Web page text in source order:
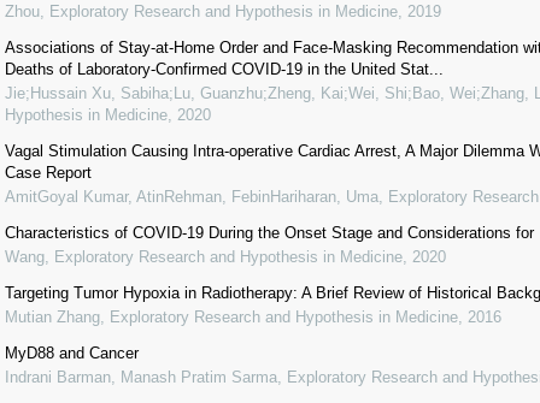
Zhou Exploratory Research and Hypothesis in Medicine 2019
Associations of Stay-at-Home Order and Face-Masking Recommendation
Deaths of Laboratory-Confirmed COVID-19 in the United Stat...
Jie;Hussain Xu, Sabiha;Lu, Guanzhu;Zheng, Kai;Wei, Shi;Bao, Wei;Zhang,
Hypothesis in Medicine 2020
Vagal Stimulation Causing Intra-operative Cardiac Arrest, A Major Dilemma
Case Report
AmitGoyal Kumar, AtinRehman, FebinHariharan, Uma
Exploratory
Characteristics of COVID-19 During the Onset Stage and Considerations for
Wang Exploratory Research and Hypothesis in Medicine 2020
Targeting Tumor Hypoxia in Radiotherapy: A Brief Review of Historical
Mutian Zhang Exploratory Research and Hypothesis in Medicine 2016
MyD88 and Cancer
Indrani Barman, Manash Pratim Sarma
Exploratory Research and